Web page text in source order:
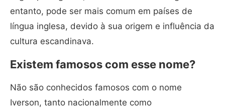
entanto, pode ser mais comum em países de
língua inglesa, devido à sua origem e influência da
cultura escandinava.
Existem famosos com esse nome?
Não são conhecidos famosos com o nome
Iverson, tanto nacionalmente como